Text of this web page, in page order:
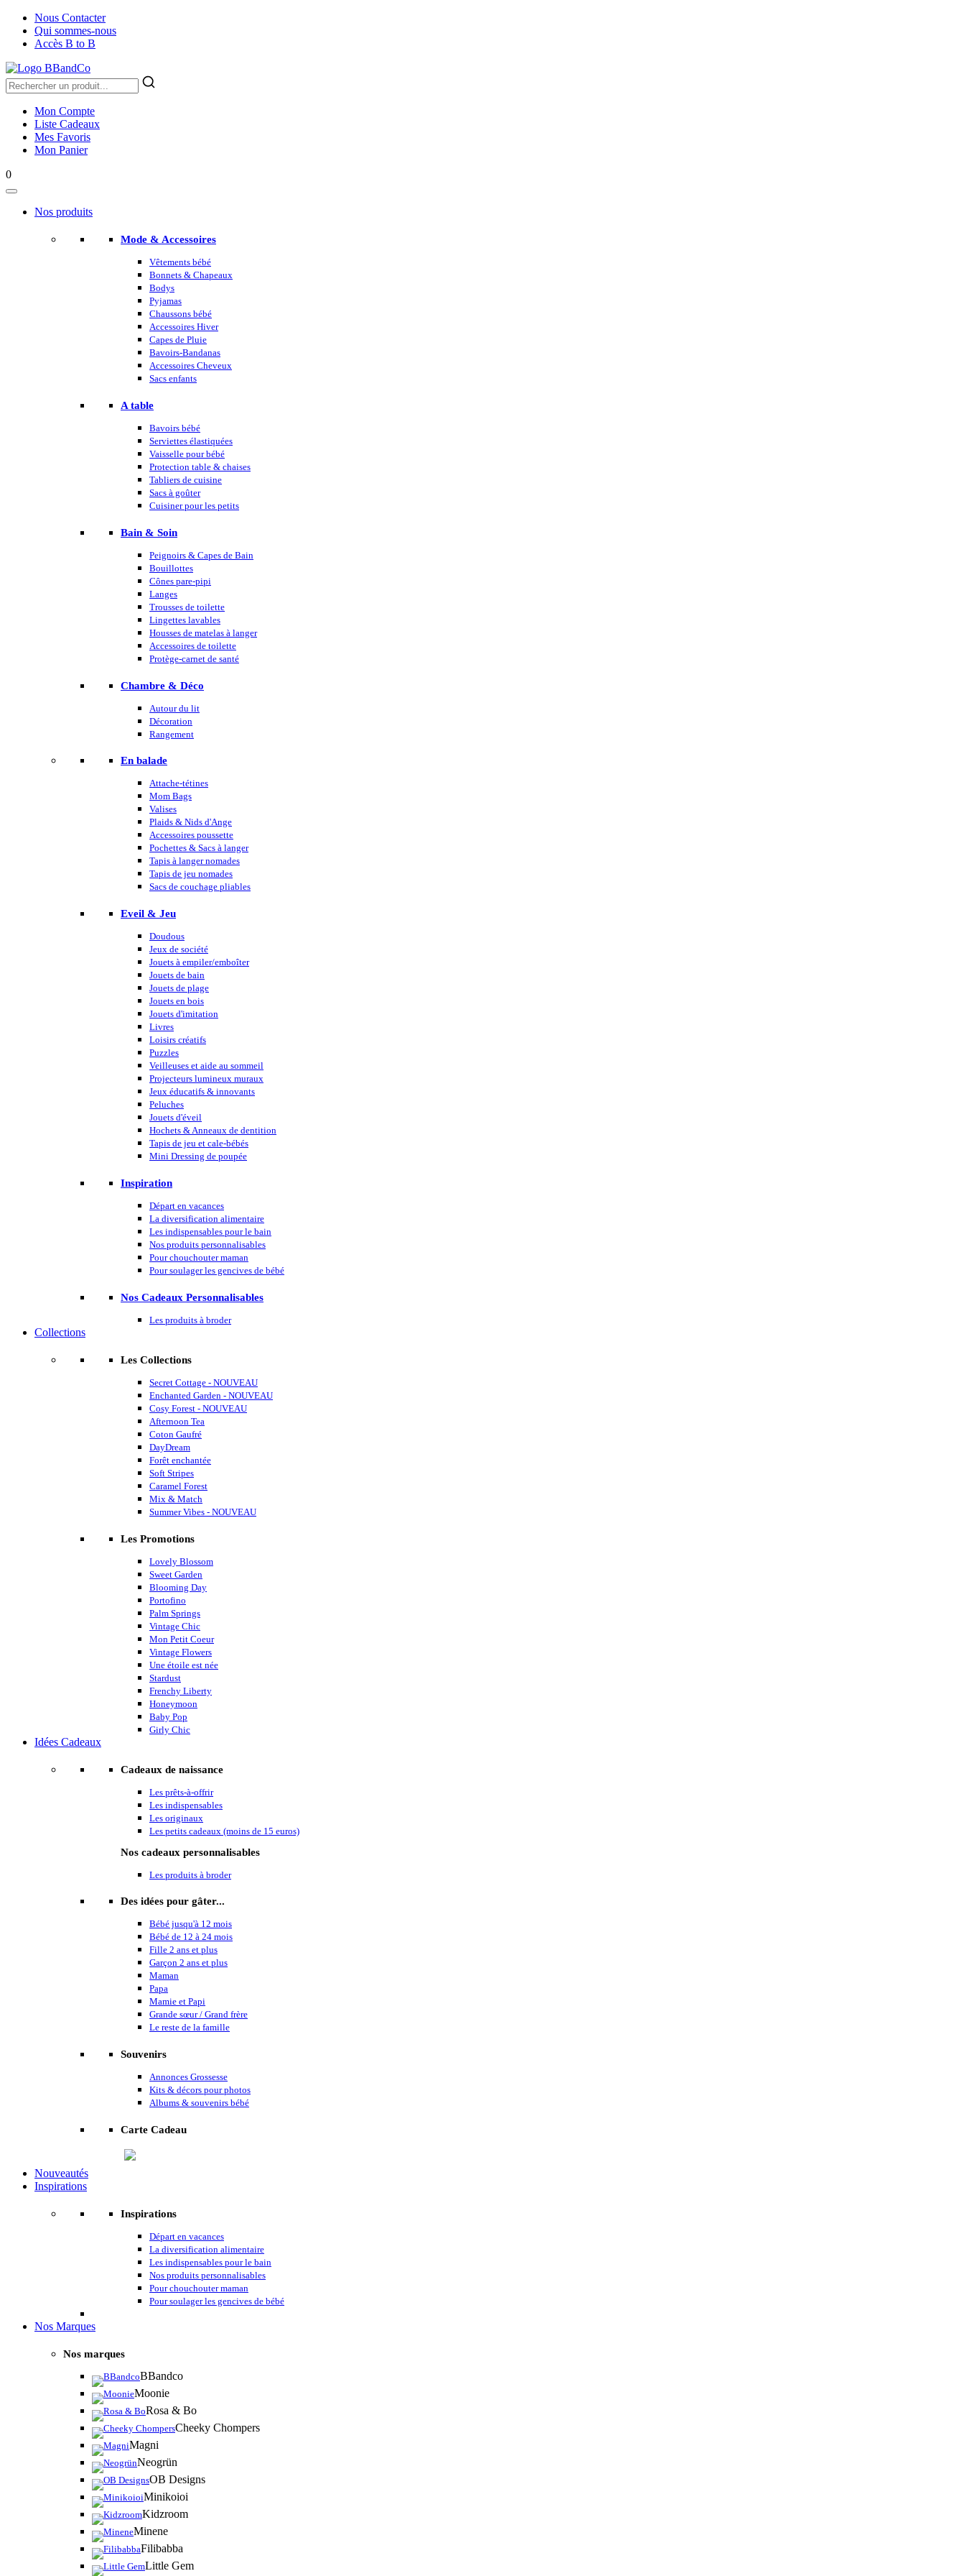
Nous Contacter
Qui sommes-nous
Accès B to B
Mon Compte
Liste Cadeaux
Mes Favoris
Mon Panier
0
Nos produits
Mode & Accessoires
Vêtements bébé
Bonnets & Chapeaux
Bodys
Pyjamas
Chaussons bébé
Accessoires Hiver
Capes de Pluie
Bavoirs-Bandanas
Accessoires Cheveux
Sacs enfants
A table
Bavoirs bébé
Serviettes élastiquées
Vaisselle pour bébé
Protection table & chaises
Tabliers de cuisine
Sacs à goûter
Cuisiner pour les petits
Bain & Soin
Peignoirs & Capes de Bain
Bouillottes
Cônes pare-pipi
Langes
Trousses de toilette
Lingettes lavables
Housses de matelas à langer
Accessoires de toilette
Protège-carnet de santé
Chambre & Déco
Autour du lit
Décoration
Rangement
En balade
Attache-tétines
Mom Bags
Valises
Plaids & Nids d'Ange
Accessoires poussette
Pochettes & Sacs à langer
Tapis à langer nomades
Tapis de jeu nomades
Sacs de couchage pliables
Eveil & Jeu
Doudous
Jeux de société
Jouets à empiler/emboîter
Jouets de bain
Jouets de plage
Jouets en bois
Jouets d'imitation
Livres
Loisirs créatifs
Puzzles
Veilleuses et aide au sommeil
Projecteurs lumineux muraux
Jeux éducatifs & innovants
Peluches
Jouets d'éveil
Hochets & Anneaux de dentition
Tapis de jeu et cale-bébés
Mini Dressing de poupée
Inspiration
Départ en vacances
La diversification alimentaire
Les indispensables pour le bain
Nos produits personnalisables
Pour chouchouter maman
Pour soulager les gencives de bébé
Nos Cadeaux Personnalisables
Les produits à broder
Collections
Les Collections
Secret Cottage - NOUVEAU
Enchanted Garden - NOUVEAU
Cosy Forest - NOUVEAU
Afternoon Tea
Coton Gaufré
DayDream
Forêt enchantée
Soft Stripes
Caramel Forest
Mix & Match
Summer Vibes - NOUVEAU
Les Promotions
Lovely Blossom
Sweet Garden
Blooming Day
Portofino
Palm Springs
Vintage Chic
Mon Petit Coeur
Vintage Flowers
Une étoile est née
Stardust
Frenchy Liberty
Honeymoon
Baby Pop
Girly Chic
Idées Cadeaux
Cadeaux de naissance
Les prêts-à-offrir
Les indispensables
Les originaux
Les petits cadeaux (moins de 15 euros)
Nos cadeaux personnalisables
Les produits à broder
Des idées pour gâter...
Bébé jusqu'à 12 mois
Bébé de 12 à 24 mois
Fille 2 ans et plus
Garçon 2 ans et plus
Maman
Papa
Mamie et Papi
Grande sœur / Grand frère
Le reste de la famille
Souvenirs
Annonces Grossesse
Kits & décors pour photos
Albums & souvenirs bébé
Carte Cadeau
Nouveautés
Inspirations
Inspirations
Départ en vacances
La diversification alimentaire
Les indispensables pour le bain
Nos produits personnalisables
Pour chouchouter maman
Pour soulager les gencives de bébé
Nos Marques
Nos marques
BBandco
Moonie
Rosa & Bo
Cheeky Chompers
Magni
Neogrün
OB Designs
Minikoioi
Kidzroom
Minene
Filibabba
Little Gem